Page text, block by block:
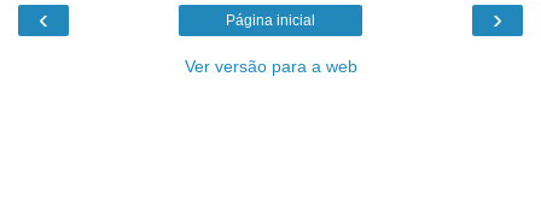
‹ ›
Página inicial
Ver versão para a web